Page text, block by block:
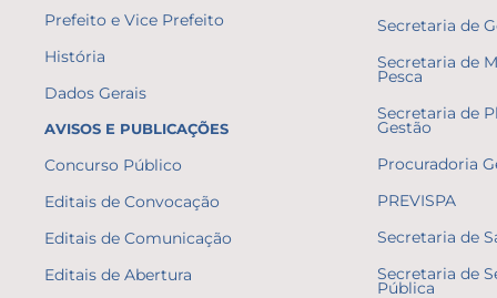
Prefeito e Vice Prefeito
História
Dados Gerais
AVISOS E PUBLICAÇÕES
Concurso Público
Editais de Convocação
Editais de Comunicação
Editais de Abertura
Secretaria de
Secretaria de
Pesca
Secretaria de
Gestão
Procuradoria
PREVISPA
Secretaria de
Secretaria de
Pública